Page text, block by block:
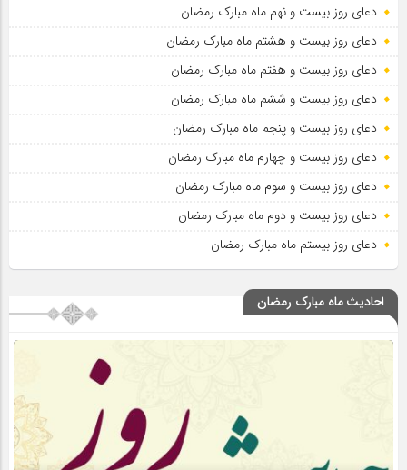
دعای روز بیست و نهم ماه مبارک رمضان
دعای روز بیست و هشتم ماه مبارک رمضان
دعای روز بیست و هفتم ماه مبارک رمضان
دعای روز بیست و ششم ماه مبارک رمضان
دعای روز بیست و پنجم ماه مبارک رمضان
دعای روز بیست و چهارم ماه مبارک رمضان
دعای روز بیست و سوم ماه مبارک رمضان
دعای روز بیست و دوم ماه مبارک رمضان
دعای روز بیستم ماه مبارک رمضان
احادیث ماه مبارک رمضان